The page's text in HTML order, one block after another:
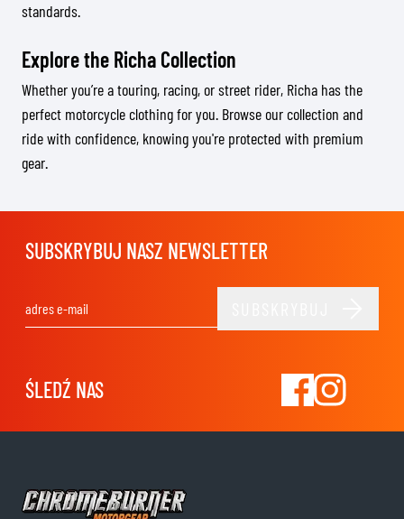
standards.
Explore the Richa Collection
Whether you’re a touring, racing, or street rider, Richa has the
perfect motorcycle clothing for you. Browse our collection and
ride with confidence, knowing you're protected with premium
gear.
SUBSKRYBUJ NASZ NEWSLETTER
ŚLEDŹ NAS